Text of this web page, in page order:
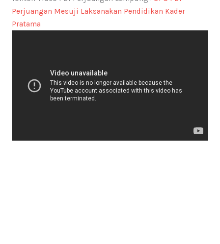
Perjuangan Mesuji Laksanakan Pendidikan Kader
Pratama